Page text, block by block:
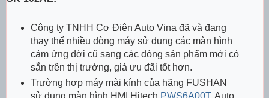
Công ty TNHH Cơ Điện Auto Vina đã và đang
thay thế nhiều dòng máy sử dụng các màn hình
cảm ứng đời cũ sang các dòng sản phẩm mới có
sẵn trên thị trường, giá ưu đãi tốt hơn.
Trường hợp máy mài kính của hãng FUSHAN
sử dụng màn hình HMI Hitech PWS6A00T, Auto